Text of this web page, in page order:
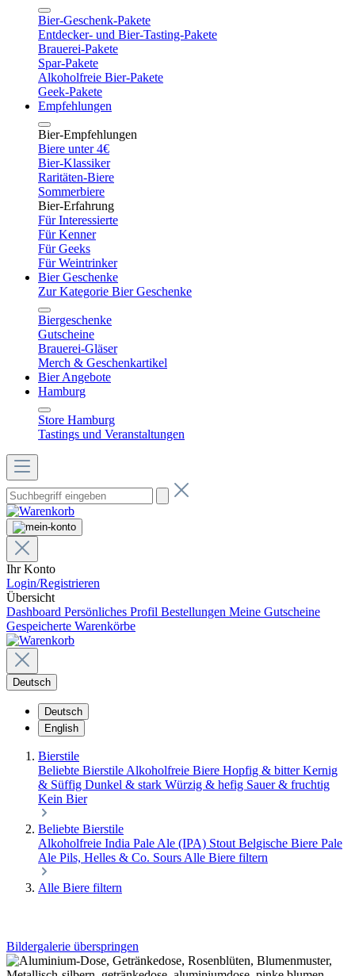
Bier-Geschenk-Pakete
Entdecker- und Bier-Tasting-Pakete
Brauerei-Pakete
Spar-Pakete
Alkoholfreie Bier-Pakete
Geek-Pakete
Empfehlungen
Bier-Empfehlungen
Biere unter 4€
Bier-Klassiker
Raritäten-Biere
Sommerbiere
Bier-Erfahrung
Für Interessierte
Für Kenner
Für Geeks
Für Weintrinker
Bier Geschenke
Zur Kategorie Bier Geschenke
Biergeschenke
Gutscheine
Brauerei-Gläser
Merch & Geschenkartikel
Bier Angebote
Hamburg
Store Hamburg
Tastings und Veranstaltungen
Ihr Konto
Login/Registrieren
Übersicht
Dashboard Persönliches Profil Bestellungen Meine Gutscheine
Gespeicherte Warenkörbe
Deutsch
Deutsch
English
Bierstile
Beliebte Bierstile Alkoholfreie Biere Hopfig & bitterKernig
& Süffig Dunkel & stark Würzig & hefig Sauer & fruchtig
Kein Bier
Beliebte Bierstile
Alkoholfreie India Pale Ale (IPA) Stout Belgische Biere Pale
Ale Pils, Helles & Co. Sours Alle Biere filtern
Alle Biere filtern
Bildergalerie überspringen